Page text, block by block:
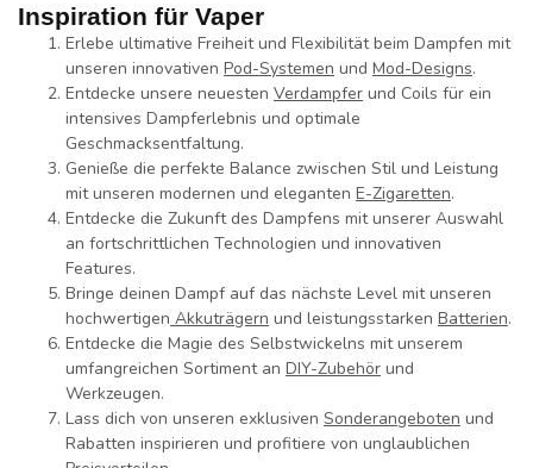
Inspiration für Vaper
Erlebe ultimative Freiheit und Flexibilität beim Dampfen mit
unseren innovativen Pod-Systemen und Mod-Designs.
Entdecke unsere neuesten Verdampfer und Coils für ein
intensives Dampferlebnis und optimale
Geschmacksentfaltung.
Genieße die perfekte Balance zwischen Stil und Leistung
mit unseren modernen und eleganten E-Zigaretten.
Entdecke die Zukunft des Dampfens mit unserer Auswahl
an fortschrittlichen Technologien und innovativen
Features.
Bringe deinen Dampf auf das nächste Level mit unseren
hochwertigen Akkuträgern und leistungsstarken Batterien.
Entdecke die Magie des Selbstwickelns mit unserem
umfangreichen Sortiment an DIY-Zubehör und
Werkzeugen.
Lass dich von unseren exklusiven Sonderangeboten und
Rabatten inspirieren und profitiere von unglaublichen